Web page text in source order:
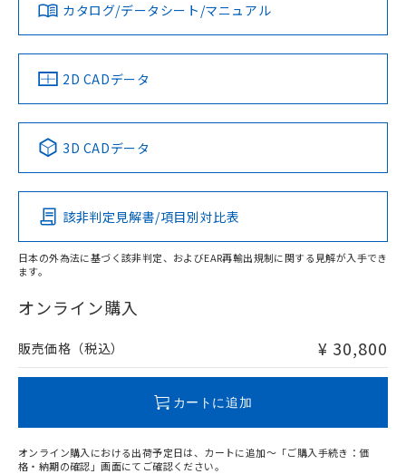
対応済み
中国 RoHS 注意事項・凡例
Pb Hg Cd Cr(VI)
O
在庫等で未対応品が混在する可能性があります。
問い合わせください。
LR型式承認
（イギリス
船舶規格）
DNV型式承認
（ノルウェー
BV型式承認
（フランス
KR型式
（韓国
No No No No
この製品の規格認証/適合状況ページへ
その他の認証はこちらのページからご検索ください
カタログ/データシート/マニュアル
2D CADデータ
3D CADデータ
該非判定見解書/項目別対比表
日本の外為法に基づく該非判定、およびEAR再輸出規制に関する見解が入手でき
ます。
オンライン購入
販売価格（税込） ¥ 30,800
カートに追加
オンライン購入における出荷予定日は、カートに追加～「ご購入手続き：価
格・納期の確認」画面にてご確認ください。